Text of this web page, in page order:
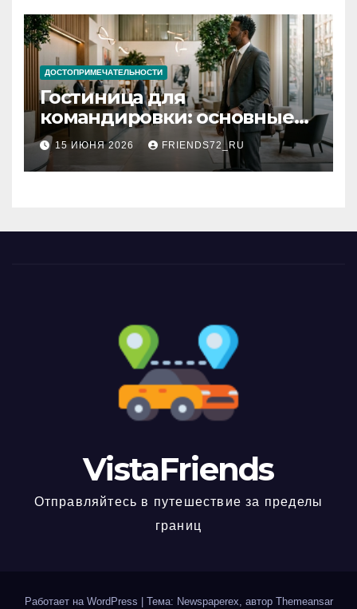
ДОСТОПРИМЕЧАТЕЛЬНОСТИ
Гостиница для
командировки: основные
критерии выбора
15 ИЮНЯ 2026 FRIENDS72_RU
VistaFriends
Отправляйтесь в путешествие за пределы
границ
Работает на WordPress Тема: Newspaperex, автор Themeansar